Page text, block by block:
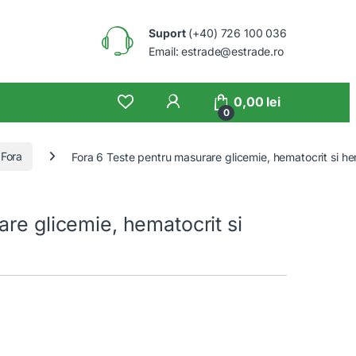
Suport(+40) 726 100 036
Email: estrade@estrade.ro
0
0,00 lei
Fora 6 Teste pentru masurare glicemie, hematocrit si
glicemie, hematocrit si